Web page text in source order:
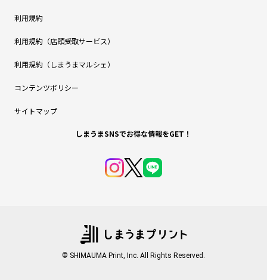
利用規約
利用規約（店頭受取サービス）
利用規約（しまうまマルシェ）
コンテンツポリシー
サイトマップ
しまうまSNSでお得な情報をGET！
© SHIMAUMA Print, Inc. All Rights Reserved.